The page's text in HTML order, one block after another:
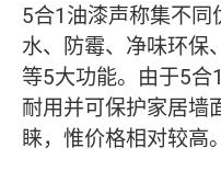
5合1油漆声称集不
水、防霉、净味环保
等5大功能。由于5
耐用并可保护家居墙
睐，惟价格相对较高。